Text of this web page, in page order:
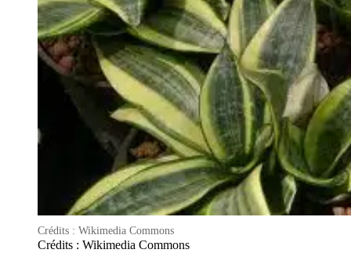
Crédits : Wikimedia Commons
Crédits : Wikimedia Commons